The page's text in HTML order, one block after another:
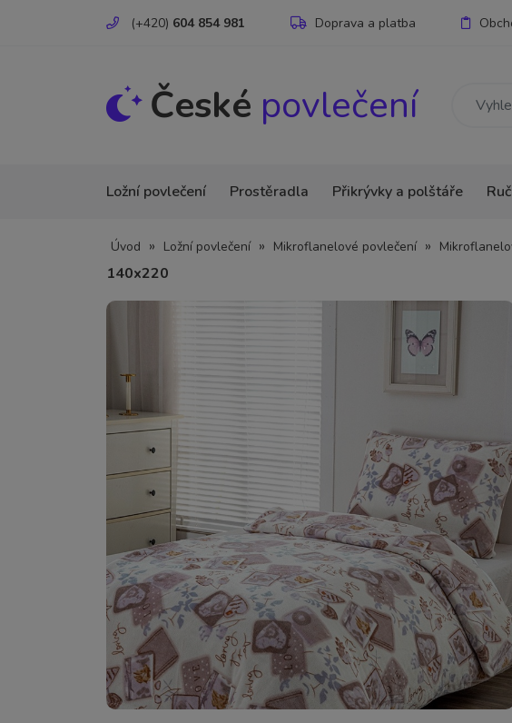
(+420) 604 854 981 Doprava a platba
České povlečení
Ložní povlečení Prostěradla Přikrývky a polštáře
Úvod » Ložní povlečení » Mikroflanelové povlečení »
140x220